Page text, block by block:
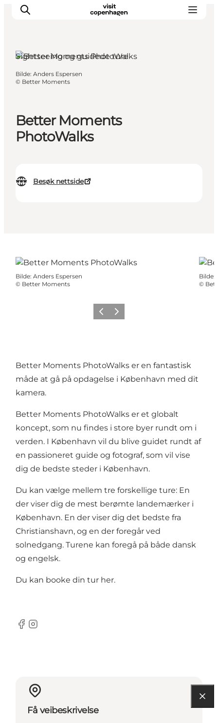
Aktiviteter
Better Moments
PhotoWalks
Besøk nettside
Sightseeing og guidede ture
Bilde: Anders Espersen
© Better Moments
Bilde: Anders Espersen
© Better Moments
Bilde:
©
ForrigeNeste
Better Moments PhotoWalks er en fantastisk
måde at gå på opdagelse i København med dit
kamera.
Better Moments PhotoWalks er et globalt
koncept, som nu findes i store byer rundt om i
verden. I København vil du blive guidet rundt af
en passioneret guide og fotograf, som vil vise
dig de bedste steder i København.
Du kan vælge mellem tre forskellige ture: En
der viser dig de mest berømte landemærker i
København. En der viser dig det bedste fra
Christianshavn, og en der foregår ved
solnedgang. Turene kan foregå på både dansk
og engelsk.
Du kan booke din tur her.
Facebook
Instagram
Få veibeskrivelse